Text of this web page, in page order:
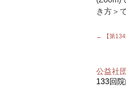
き方＞
← 【第
公益社
133回